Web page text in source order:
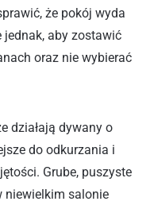
że pokój wyda
jednak, aby zostawić
oraz nie wybierać
działają dywany o
do odkurzania i
Grube, puszyste
niewielkim salonie